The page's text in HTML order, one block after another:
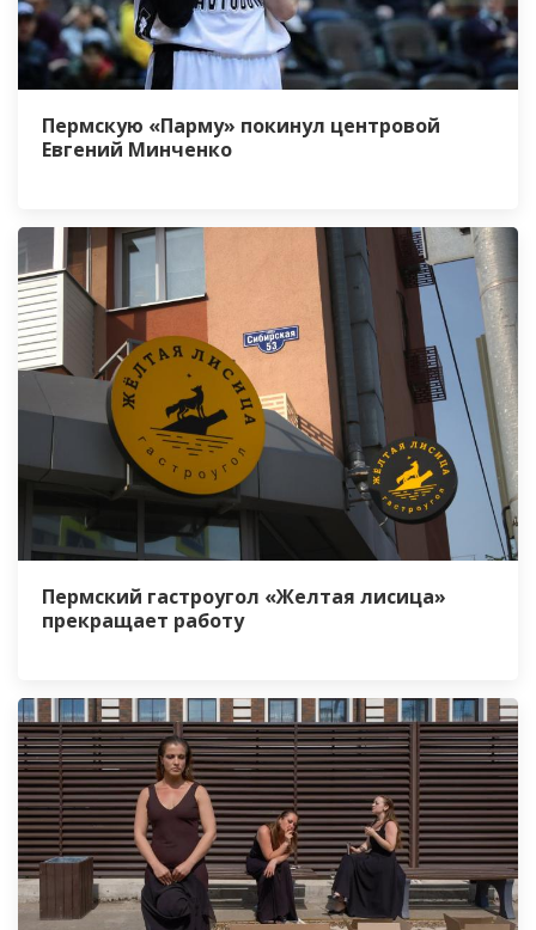
Пермскую «Парму» покинул центровой
Евгений Минченко
Пермский гастроугол «Желтая лисица»
прекращает работу